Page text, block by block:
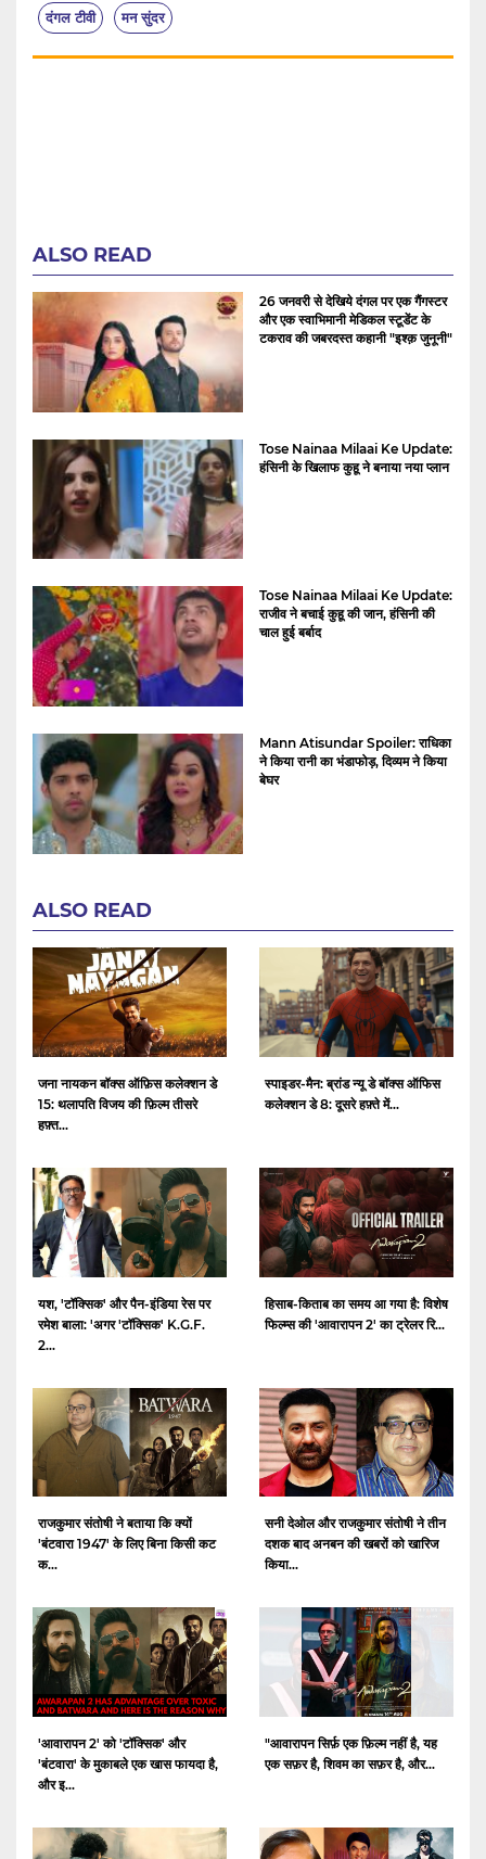
दंगल टीवी मन सुंदर
ALSO READ
26 जनवरी से देखिये दंगल पर एक गैंगस्टर
और एक स्वाभिमानी मेडिकल स्टूडेंट के
टकराव की जबरदस्त कहानी "इश्क़ जुनूनी"
Tose Nainaa Milaai Ke Update:
हंसिनी के खिलाफ कुहू ने बनाया नया प्लान
Tose Nainaa Milaai Ke Update:
राजीव ने बचाई कुहू की जान, हंसिनी की
चाल हुई बर्बाद
Mann Atisundar Spoiler: राधिका
ने किया रानी का भंडाफोड़, दिव्यम ने किया
बेघर
ALSO READ
जना नायकन बॉक्स ऑफ़िस कलेक्शन डे
15: थलापति विजय की फ़िल्म तीसरे
हफ़्त...
स्पाइडर-मैन: ब्रांड न्यू डे बॉक्स ऑफिस
कलेक्शन डे 8: दूसरे हफ़्ते में...
यश, 'टॉक्सिक' और पैन-इंडिया रेस पर
रमेश बाला: 'अगर 'टॉक्सिक' K.G.F.
2...
हिसाब-किताब का समय आ गया है: विशेष
फिल्म्स की 'आवारापन 2' का ट्रेलर रि...
राजकुमार संतोषी ने बताया कि क्यों
'बंटवारा 1947' के लिए बिना किसी कट
क...
सनी देओल और राजकुमार संतोषी ने तीन
दशक बाद अनबन की खबरों को खारिज
किया...
'आवारापन 2' को 'टॉक्सिक' और
'बंटवारा' के मुकाबले एक खास फायदा है,
और इ...
"आवारापन सिर्फ़ एक फ़िल्म नहीं है, यह
एक सफ़र है, शिवम का सफ़र है, और...